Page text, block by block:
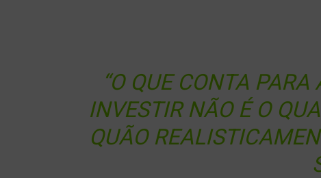
“O QUE CONTA
INVESTIR NÃO É O
QUÃO